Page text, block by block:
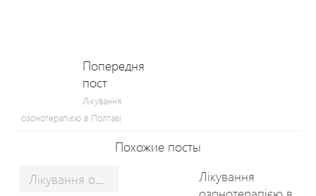
Попередня
пост
Лікування
озонотерапією в Полтаві
Похожие посты
Лікування озонотерапією в Полтаві
Лікування